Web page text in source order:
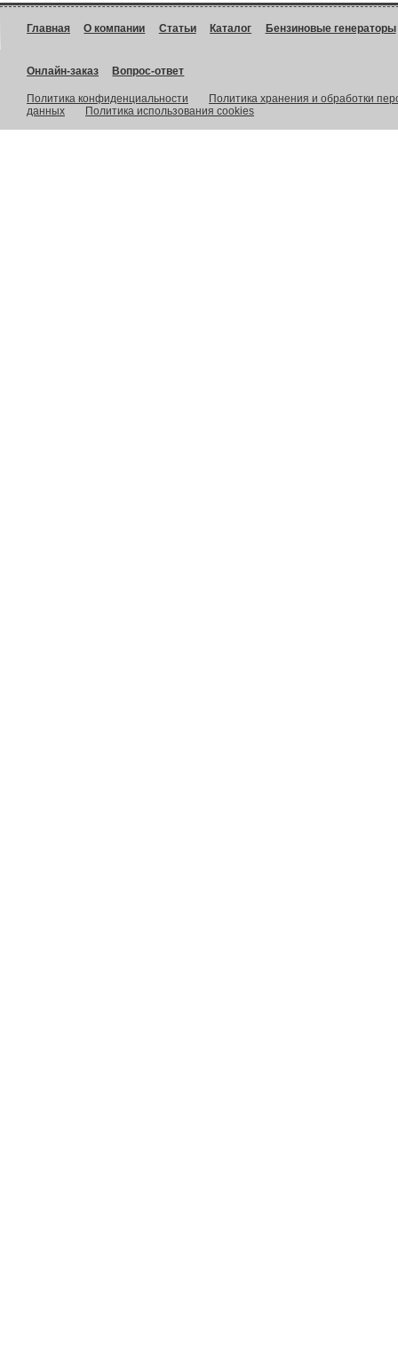
Главная О компании Статьи Каталог Бензиновые генераторы
Онлайн-заказ Вопрос-ответ
Политика конфиденциальности
Политика хранения и обработки
данных
Политика использования cookies